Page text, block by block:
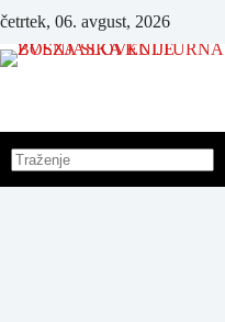
četrtek, 06. avgust, 2026